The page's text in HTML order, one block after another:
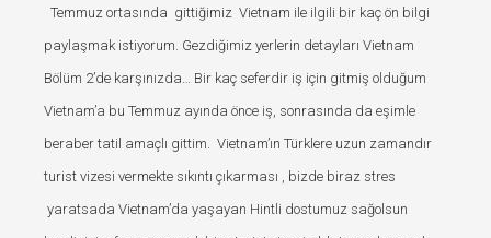
Temmuz ortasında gittiğimiz Vietnam ile ilgili bir kaç ön bilgi
paylaşmak istiyorum. Gezdiğimiz yerlerin detayları Vietnam
Bölüm 2’de karşınızda… Bir kaç seferdir iş için gitmiş olduğum
Vietnam’a bu Temmuz ayında önce iş, sonrasında da eşimle
beraber tatil amaçlı gittim. Vietnam’ın Türklere uzun zamandır
turist vizesi vermekte sıkıntı çıkarması , bizde biraz stres
yaratsada Vietnam’da yaşayan Hintli dostumuz sağolsun